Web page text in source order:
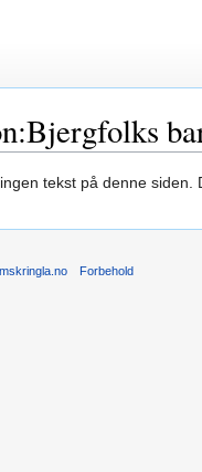
tekst på denne siden.
Forbehold